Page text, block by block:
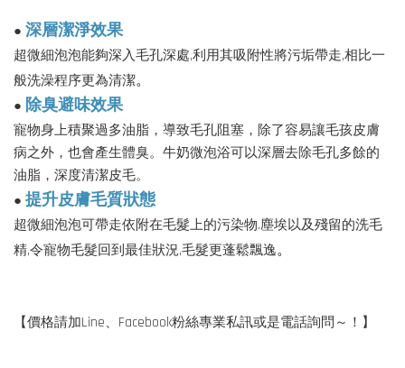
● 深層潔淨效果
超微細泡泡能夠深入毛孔深處,利用其吸附性將污垢帶走,相比一
般洗澡程序更為清潔。
● 除臭避味效果
寵物身上積聚過多油脂，導致毛孔阻塞，除了容易讓毛孩皮膚
病之外，也會產生體臭。牛奶微泡浴可以深層去除毛孔多餘的
油脂，深度清潔皮毛。
● 提升皮膚毛質狀態
超微細泡泡可帶走依附在毛髮上的污染物.塵埃以及殘留的洗毛
精,令寵物毛髮回到最佳狀況,毛髮更蓬鬆飄逸。
【價格請加Line、Facebook粉絲專業私訊或是電話詢問～！】